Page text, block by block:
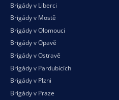
Brigády v Liberci
Brigády v Mostě
Brigády v Olomouci
Brigády v Opavě
Brigády v Ostravě
Brigády v Pardubicích
Brigády v Plzni
Brigády v Praze